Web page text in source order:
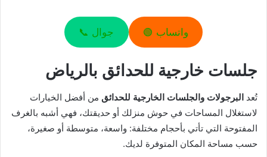
واتساب 🟢 جوال 📞
جلسات خارجية للحدائق بالرياض
تُعد البرجولات والجلسات الخارجية للحدائق من أفضل الخيارات
لاستغلال المساحات في حوش منزلك أو حديقتك، فهي أشبه بالغرف
المفتوحة التي تأتي بأحجام مختلفة: واسعة، متوسطة أو صغيرة،
حسب مساحة المكان المتوفرة لديك.